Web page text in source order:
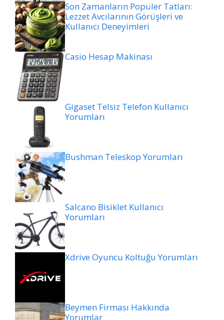
Son Zamanların Popüler Tatları:
Lezzet Avcılarının Görüşleri ve
Kullanıcı Deneyimleri
Casio Hesap Makinası
Gigaset Telsiz Telefon Kullanıcı
Yorumları
Bushman Teleskop Yorumları
Salcano Bisiklet Kullanıcı
Yorumları
Xdrive Oyuncu Koltuğu Yorumları
Beymen Firması Hakkında
Yorumlar